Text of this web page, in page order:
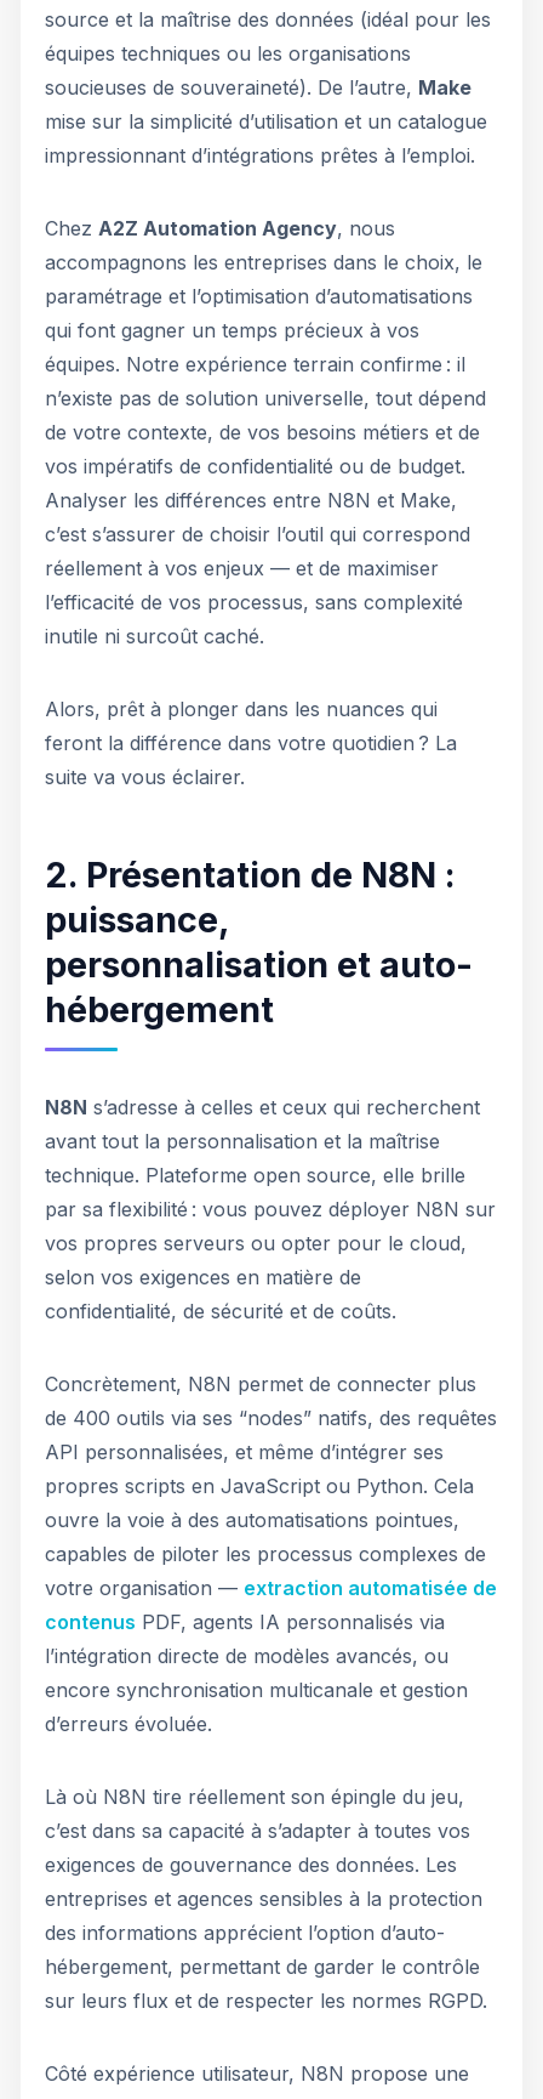
source et la maîtrise des données (idéal pour les
équipes techniques ou les organisations
soucieuses de souveraineté). De l’autre, Make
mise sur la simplicité d’utilisation et un catalogue
impressionnant d’intégrations prêtes à l’emploi.
Chez A2Z Automation Agency, nous
accompagnons les entreprises dans le choix, le
paramétrage et l’optimisation d’automatisations
qui font gagner un temps précieux à vos
équipes. Notre expérience terrain confirme : il
n’existe pas de solution universelle, tout dépend
de votre contexte, de vos besoins métiers et de
vos impératifs de confidentialité ou de budget.
Analyser les différences entre N8N et Make,
c’est s’assurer de choisir l’outil qui correspond
réellement à vos enjeux — et de maximiser
l’efficacité de vos processus, sans complexité
inutile ni surcoût caché.
Alors, prêt à plonger dans les nuances qui
feront la différence dans votre quotidien ? La
suite va vous éclairer.
2. Présentation de N8N :
puissance,
personnalisation et auto-
hébergement
N8N s’adresse à celles et ceux qui recherchent
avant tout la personnalisation et la maîtrise
technique. Plateforme open source, elle brille
par sa flexibilité : vous pouvez déployer N8N sur
vos propres serveurs ou opter pour le cloud,
selon vos exigences en matière de
confidentialité, de sécurité et de coûts.
Concrètement, N8N permet de connecter plus
de 400 outils via ses “nodes” natifs, des requêtes
API personnalisées, et même d’intégrer ses
propres scripts en JavaScript ou Python. Cela
ouvre la voie à des automatisations pointues,
capables de piloter les processus complexes de
votre organisation — extraction automatisée de
contenus PDF, agents IA personnalisés via
l’intégration directe de modèles avancés, ou
encore synchronisation multicanale et gestion
d’erreurs évoluée.
Là où N8N tire réellement son épingle du jeu,
c’est dans sa capacité à s’adapter à toutes vos
exigences de gouvernance des données. Les
entreprises et agences sensibles à la protection
des informations apprécient l’option d’auto-
hébergement, permettant de garder le contrôle
sur leurs flux et de respecter les normes RGPD.
Côté expérience utilisateur, N8N propose une